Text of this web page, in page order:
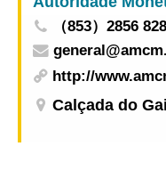
de cadeias de
onde foram
bolsas de contactos
（853）2856
http://
Calçada do